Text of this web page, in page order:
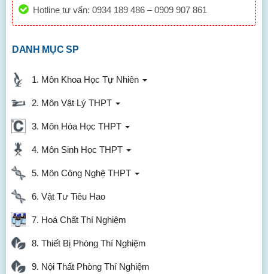
Hotline tư vấn: 0934 189 486 – 0909 907 861
DANH MỤC SP
1. Môn Khoa Học Tự Nhiên
2. Môn Vật Lý THPT
3. Môn Hóa Học THPT
4. Môn Sinh Học THPT
5. Môn Công Nghệ THPT
6. Vật Tư Tiêu Hao
7. Hoá Chất Thí Nghiệm
8. Thiết Bị Phòng Thí Nghiệm
9. Nội Thất Phòng Thí Nghiệm